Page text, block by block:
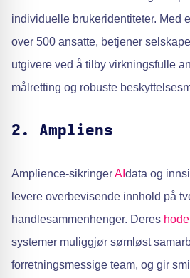
individuelle brukeridentiteter. Med
over 500 ansatte, betjener
utgivere ved å tilby virkningsfulle
målretting og robuste
2. Ampliens
Amplience-sikringerAI data og
levere overbevisende innhold på
handlesammenhenger. Deres
systemer muliggjør sømløst
forretningsmessige team, og gir